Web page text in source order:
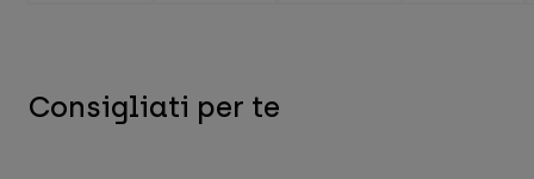
Consigliati per te